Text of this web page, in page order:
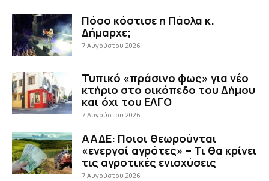
Πόσο κόστισε η Πάολα κ.
Δήμαρχε;
7 Αυγούστου 2026
Τυπικό «πράσινο φως» για νέο
κτήριο στο οικόπεδο του Δήμου
και όχι του ΕΛΓΟ
7 Αυγούστου 2026
ΑΑΔΕ: Ποιοι θεωρούνται
«ενεργοί αγρότες» – Τι θα κρίνει
τις αγροτικές ενισχύσεις
7 Αυγούστου 2026